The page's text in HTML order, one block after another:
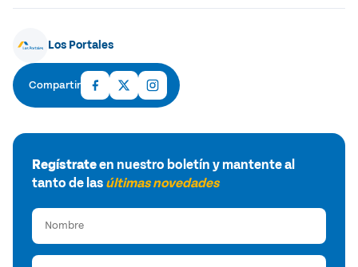
Los Portales
Compartir
Regístrateen nuestro boletín y mantente al
tanto de las últimas novedades